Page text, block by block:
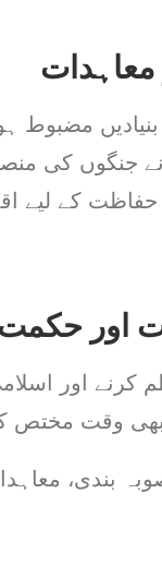
معاہدات
مضبوط
جنگوں کی
کے لیے
اور
اور
وقت مختص
بندی،